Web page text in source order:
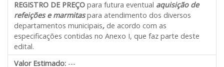
REGISTRO DE PREÇO para futura eventual aquisição de
refeições e marmitaspara atendimento dos diversos
departamentos municipais, de acordo com as
especificações contidas no Anexo I, que faz parte deste
edital.
Valor Estimado: ---